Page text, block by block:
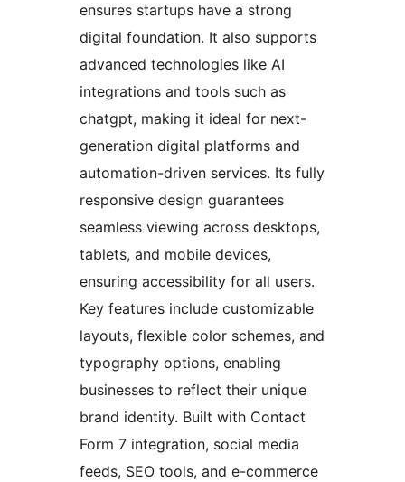
ensures startups have a strong
digital foundation. It also supports
advanced technologies like AI
integrations and tools such as
chatgpt, making it ideal for next-
generation digital platforms and
automation-driven services. Its fully
responsive design guarantees
seamless viewing across desktops,
tablets, and mobile devices,
ensuring accessibility for all users.
Key features include customizable
layouts, flexible color schemes, and
typography options, enabling
businesses to reflect their unique
brand identity. Built with Contact
Form 7 integration, social media
feeds, SEO tools, and e-commerce